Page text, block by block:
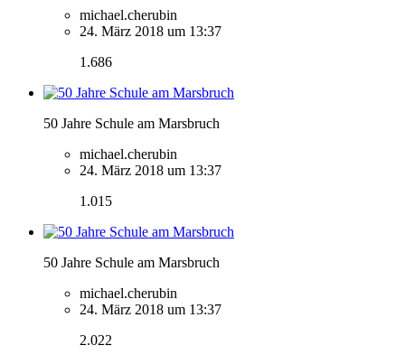
michael.cherubin
24. März 2018 um 13:37
1.686
50 Jahre Schule am Marsbruch
michael.cherubin
24. März 2018 um 13:37
1.015
50 Jahre Schule am Marsbruch
michael.cherubin
24. März 2018 um 13:37
2.022